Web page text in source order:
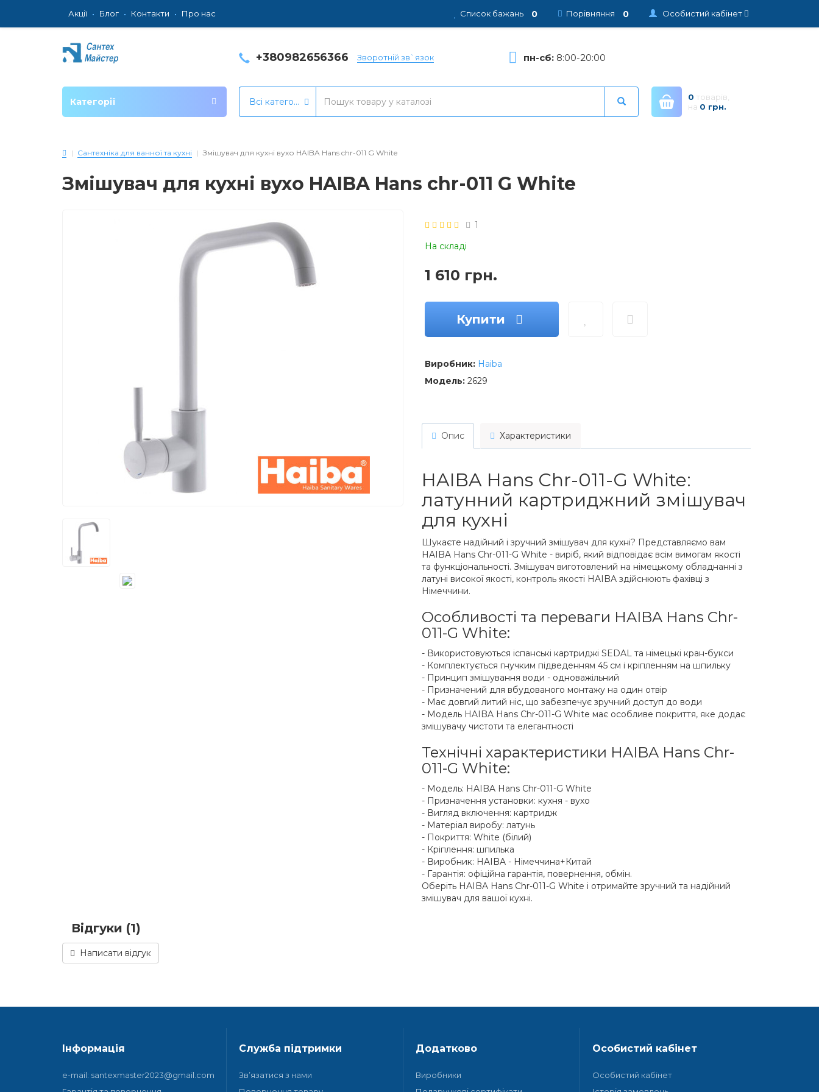
Акції Блог Контакти Про нас Особистий кабінет
Список бажань 0 Порівняння 0
+380982656366 Зворотній зв`язок пн-сб:8:00-20:00
Всі категорії 0 товарів,
на 0 грн.
Категорії
Сантехніка для ванної та кухні Змішувач для кухні вухо HAIBA Hans chr-011 G White
Змішувач для кухні вухо HAIBA Hans chr-011 G White
1
На складі
1 610 грн.
Купити
Виробник: Haiba
Модель: 2629
Опис Характеристики
HAIBA Hans Chr-011-G White:
латунний картриджний змішувач
для кухні
Шукаєте надійний і зручний змішувач для кухні? Представляємо вам
HAIBA Hans Chr-011-G White - виріб, який відповідає всім вимогам якості
та функціональності. Змішувач виготовлений на німецькому обладнанні з
латуні високої якості, контроль якості HAIBA здійснюють фахівці з
Німеччини.
Особливості та переваги HAIBA Hans Chr-
011-G White:
- Використовуються іспанські картриджі SEDAL та німецькі кран-букси
- Комплектується гнучким підведенням 45 см і кріпленням на шпильку
- Принцип змішування води - одноважільний
- Призначений для вбудованого монтажу на один отвір
- Має довгий литий ніс, що забезпечує зручний доступ до води
- Модель HAIBA Hans Chr-011-G White має особливе покриття, яке додає
змішувачу чистоти та елегантності
Технічні характеристики HAIBA Hans Chr-
011-G White:
- Модель: HAIBA Hans Chr-011-G White
- Призначення установки: кухня - вухо
- Вигляд включення: картридж
- Матеріал виробу: латунь
- Покриття: White (білий)
- Кріплення: шпилька
- Виробник: HAIBA - Німеччина+Китай
- Гарантія: офіційна гарантія, повернення, обмін.
Оберіть HAIBA Hans Chr-011-G White і отримайте зручний та надійний
змішувач для вашої кухні.
Відгуки (1)
Написати відгук
Інформація
e-mail: santexmaster2023@gmail.com
Служба підтримки
Зв’язатися з нами
Додатково
Виробники
Особистий кабінет
Особистий кабінет